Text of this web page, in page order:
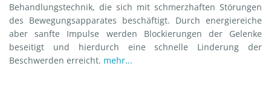
Behandlungstechnik, die sich mit schmerzhaften Störungen
des Bewegungsapparates beschäftigt. Durch energiereiche
aber sanfte Impulse werden Blockierungen der Gelenke
beseitigt und hierdurch eine schnelle Linderung der
Beschwerden erreicht. mehr...